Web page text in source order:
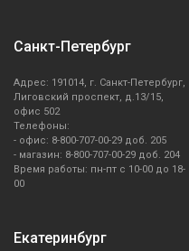
Санкт-Петербург
Адрес: 191014, г. Санкт-Петербург,
Лиговский проспект, д.13/15,
офис 502
Телефоны:
- офис: 8-800-707-00-29 доб. 205
- магазин: 8-800-707-00-29 доб. 204
Время работы: пн-пт с 10-00 до 18-
00
Екатеринбург